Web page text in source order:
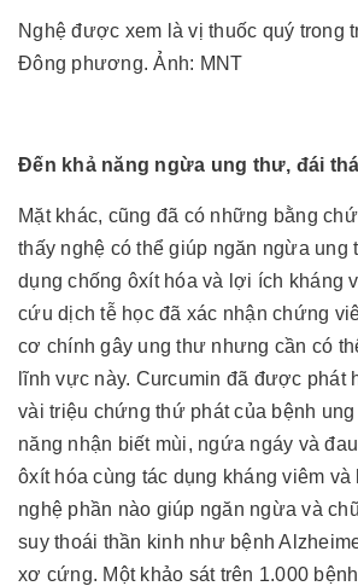
Nghệ được xem là vị thuốc quý trong
Đông phương. Ảnh: MNT
Đến khả năng ngừa ung thư, đái
Mặt khác, cũng đã có những bằng
thấy nghệ có thể giúp ngăn ngừa ung
dụng chống ôxít hóa và lợi ích kháng
cứu dịch tễ học đã xác nhận chứng
cơ chính gây ung thư nhưng cần có
lĩnh vực này. Curcumin đã được phát
vài triệu chứng thứ phát của bệnh
năng nhận biết mùi, ngứa ngáy và
ôxít hóa cùng tác dụng kháng viêm
nghệ phần nào giúp ngăn ngừa và
suy thoái thần kinh như bệnh
xơ cứng. Một khảo sát trên 1.000